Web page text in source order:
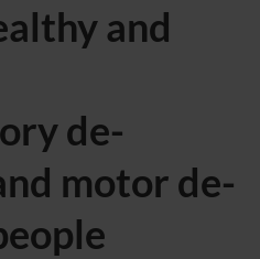
and
de-
motor de-